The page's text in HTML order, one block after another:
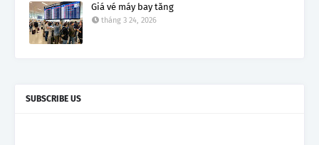
Giá vé máy bay tăng
tháng 3 24, 2026
SUBSCRIBE US